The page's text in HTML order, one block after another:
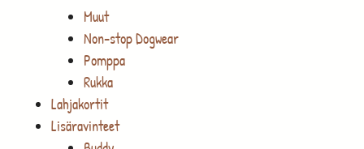
Muut
Non-stop Dogwear
Pomppa
Rukka
Lahjakortit
Lisäravinteet